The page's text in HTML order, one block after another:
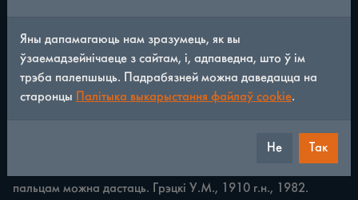
ЖАРТЫ, КАЛАМБУРЫ, ПРЫГАВОРКІ * 147 На двары
мароз, а пад носам адліга. Папко Т.Ф., 1906 г.н., 1995.
Мілейкі Міл. Жартуюць з смаркатага чалавека. Наеўся, аж
кішка прутам стала. Шыманчык В.С., 1901 г.н., 1979.
Наеўся, напіўся i на бок паваліўся. Зайка А.П., 1911 г.н.,
1984. Заполле Кос. Гэткімі словамі выказваюць вялікае
пальцам можна дастаць. Грэцкі У.М., 1910 г.н., 1982.
Яны дапамагаюць нам зразумець, як вы
ўзаемадзейнічаеце з сайтам, і, адпаведна, што ў ім
трэба палепшыць. Падрабязней можна даведацца на
старонцы
Палітыка выкарыстання файлаў cookie.
Не Так